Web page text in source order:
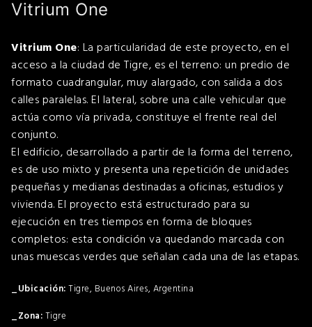
Vitrium One
Vitrium One: La particularidad de este proyecto, en el
acceso a la ciudad de Tigre, es el terreno: un predio de
formato cuadrangular, muy alargado, con salida a dos
calles paralelas. El lateral, sobre una calle vehicular que
actúa como vía privada, constituye el frente real del
conjunto.
El edificio, desarrollado a partir de la forma del terreno,
es de uso mixto y presenta una repetición de unidades
pequeñas y medianas destinadas a oficinas, estudios y
vivienda. El proyecto está estructurado para su
ejecución en tres tiempos en forma de bloques
completos: esta condición va quedando marcada con
unas muescas verdes que señalan cada una de las etapas.
Tigre, Buenos Aires, Argentina
Tigre